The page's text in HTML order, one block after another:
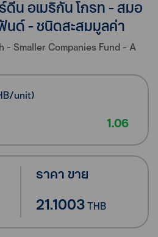
ดีน อเมริกัน โกรท - สมอ
นด์ - ชนิดสะสมมูลค่า
- Smaller Companies Fund - A
/unit)
1.06
ราคา ขาย
21.1003THB